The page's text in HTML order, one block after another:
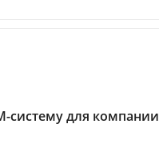
систему для компании